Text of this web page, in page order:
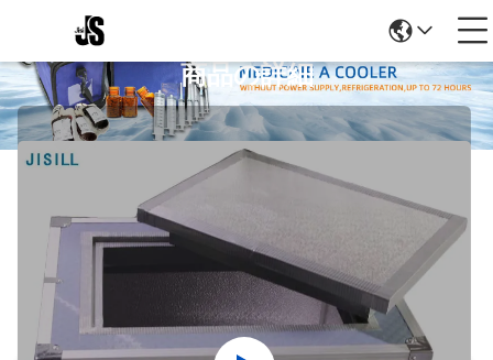
商品の詳細